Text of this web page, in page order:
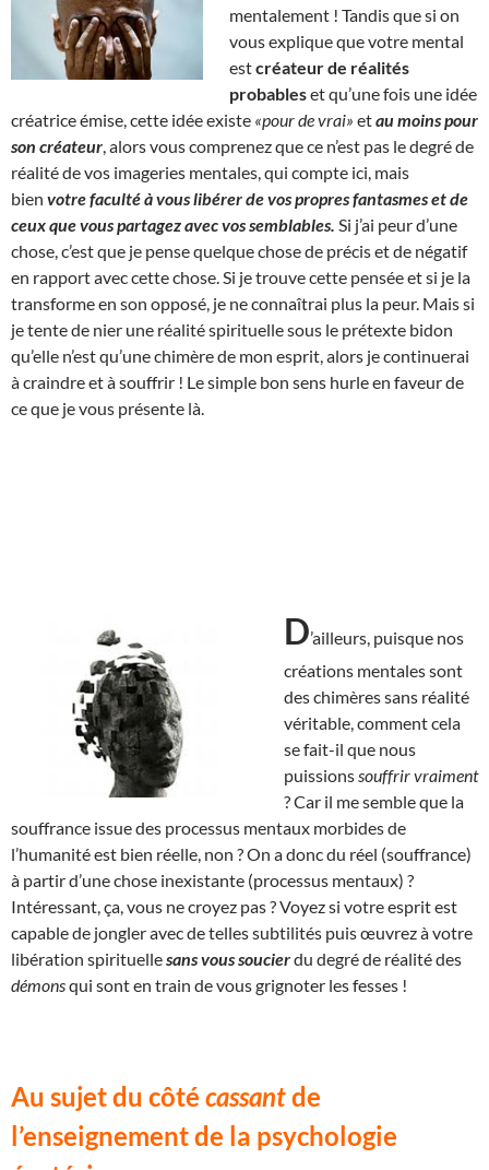
mentalement ! Tandis que si on
vous explique que votre mental
estcréateur de réalités
probableset qu’une fois une idée
créatrice émise, cette idée existe «pour de vrai» etau moins pour
son créateur , alors vous comprenez que ce n’est pas le degré de
réalité de vos imageries mentales, qui compte ici, mais
bien votre faculté à vous libérer de vos propres fantasmes et de
ceux que vous partagez avec vos semblables. Si j’ai peur d’une
chose, c’est que je pense quelque chose de précis et de négatif
en rapport avec cette chose. Si je trouve cette pensée et si je la
transforme en son opposé, je ne connaîtrai plus la peur. Mais si
je tente de nier une réalité spirituelle sous le prétexte bidon
qu’elle n’est qu’une chimère de mon esprit, alors je continuerai
à craindre et à souffrir ! Le simple bon sens hurle en faveur de
ce que je vous présente là.
D’ailleurs, puisque nos
créations mentales sont
des chimères sans réalité
véritable, comment cela
se fait-il que nous
puissions souffrir vraiment
? Car il me semble que la
souffrance issue des processus mentaux morbides de
l’humanité est bien réelle, non ? On a donc du réel (souffrance)
à partir d’une chose inexistante (processus mentaux) ?
Intéressant, ça, vous ne croyez pas ? Voyez si votre esprit est
capable de jongler avec de telles subtilités puis œuvrez à votre
libération spirituellesans vous soucierdu degré de réalité des
démonsqui sont en train de vous grignoter les fesses !
Au sujet du côté cassantde
l’enseignement de la psychologie